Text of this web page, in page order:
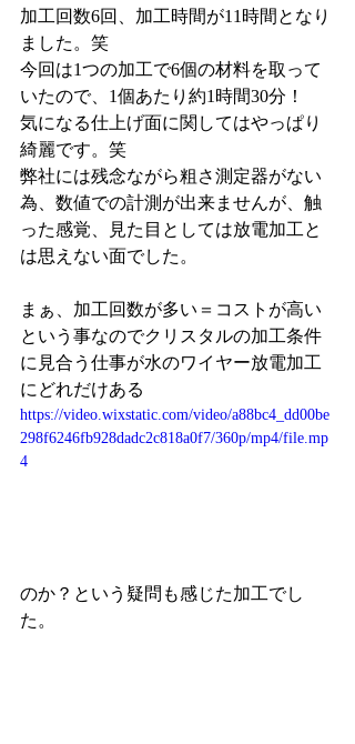
加工回数6回、加工時間が11時間となり
ました。笑
今回は1つの加工で6個の材料を取って
いたので、1個あたり約1時間30分！
気になる仕上げ面に関してはやっぱり
綺麗です。笑
弊社には残念ながら粗さ測定器がない
為、数値での計測が出来ませんが、触
った感覚、見た目としては放電加工と
は思えない面でした。
まぁ、加工回数が多い＝コストが高い
という事なのでクリスタルの加工条件
に見合う仕事が水のワイヤー放電加工
にどれだけある
https://video.wixstatic.com/video/a88bc4_dd00be
298f6246fb928dadc2c818a0f7/360p/mp4/file.mp
4
のか？という疑問も感じた加工でし
た。